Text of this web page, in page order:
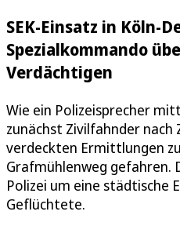
SEK-Einsatz in Köln-
Spezialkommando
Verdächtigen
Wie ein Polizeisprecher
zunächst Zivilfahnder nach
verdeckten Ermittlungen
Grafmühlenweg gefahren.
Polizei um eine städtische
Geflüchtete.